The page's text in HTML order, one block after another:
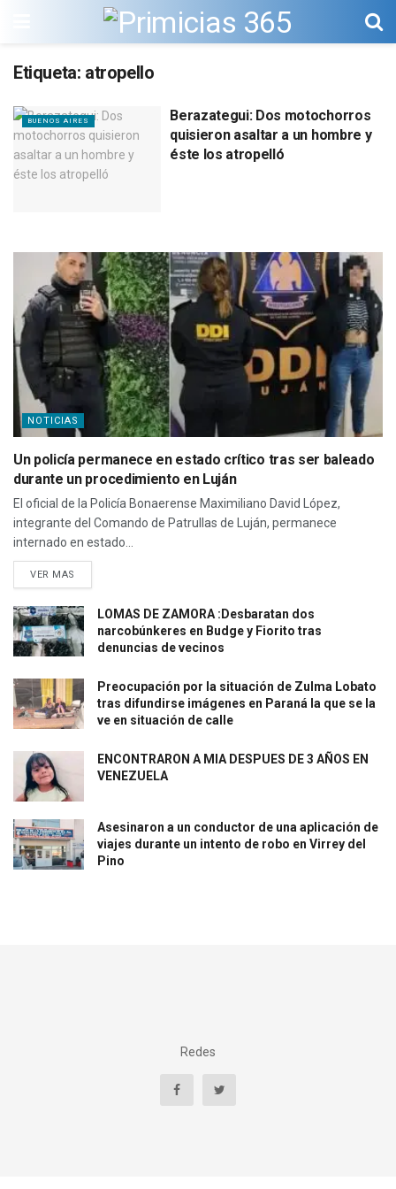
Etiqueta: atropello
BUENOS AIRES
Berazategui: Dos motochorros
quisieron asaltar a un hombre y
éste los atropelló
NOTICIAS
Un policía permanece en estado crítico tras ser baleado
durante un procedimiento en Luján
El oficial de la Policía Bonaerense Maximiliano David López,
integrante del Comando de Patrullas de Luján, permanece
internado en estado...
VER MAS
LOMAS DE ZAMORA :Desbaratan dos
narcobúnkeres en Budge y Fiorito tras
denuncias de vecinos
Preocupación por la situación de Zulma Lobato
tras difundirse imágenes en Paraná la que se la
ve en situación de calle
ENCONTRARON A MIA DESPUES DE 3 AÑOS EN
VENEZUELA
Asesinaron a un conductor de una aplicación de
viajes durante un intento de robo en Virrey del
Pino
Redes